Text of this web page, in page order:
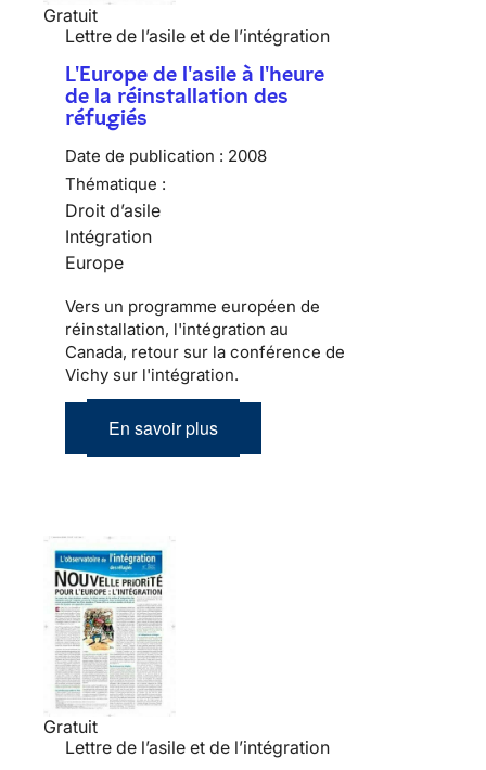
Gratuit
Lettre de l’asile et de l’intégration
L'Europe de l'asile à l'heure
de la réinstallation des
réfugiés
Date de publication : 2008
Thématique :
Droit d’asile
Intégration
Europe
Vers un programme européen de
réinstallation, l'intégration au
Canada, retour sur la conférence de
Vichy sur l'intégration.
En savoir plus
Gratuit
Lettre de l’asile et de l’intégration